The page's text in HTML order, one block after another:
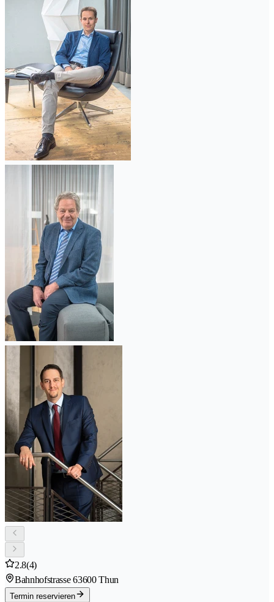
2.8(4)
Bahnhofstrasse 63600 Thun
Termin reservieren